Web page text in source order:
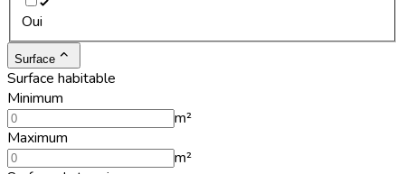
Oui
Surface
Surface habitable
Minimum
m²
Maximum
m²